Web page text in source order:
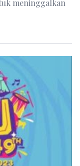
meninggalkan